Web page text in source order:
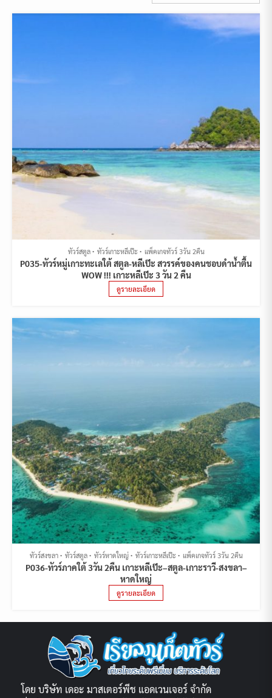
ทัวร์สตูล ทัวร์เกาะหลีเป๊ะ แพ็คเกจทัวร์ 3วัน 2คืน
P035-ทัวร์หมู่เกาะทะเลใต้ สตูล-หลีเป๊ะ สวรรค์ของคนชอบดำน้ำตื้น
WOW !!! เกาะหลีเป๊ะ 3 วัน 2 คืน
ดูรายละเอียด
ทัวร์สงขลา ทัวร์สตูล ทัวร์หาดใหญ่ ทัวร์เกาะหลีเป๊ะ แพ็คเกจทัวร์ 3วัน 2คืน
P036-ทัวร์ภาคใต้ 3วัน 2คืน เกาะหลีเป๊ะ–สตูล-เกาะราวี-สงขลา–
หาดใหญ่
ดูรายละเอียด
โดย บริษัท เดอะ มาสเตอร์พีช แอดเวนเจอร์ จำกัด